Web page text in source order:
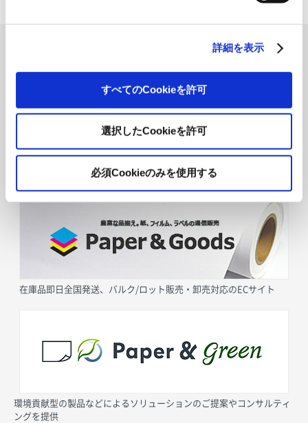
詳細を表示
すべてのCookieを許可
選択したCookieを許可
必須Cookieのみを使用する
在庫品即日全国発送、バルク/ロット販売・卸売対応のECサイト
環境貢献型の製品などによるソリューションのご提案やコンサルティ
ングを提供